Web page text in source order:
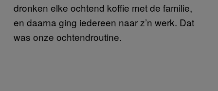
dronken elke ochtend koffie met de familie,
en daarna ging iedereen naar z’n werk. Dat
was onze ochtendroutine.